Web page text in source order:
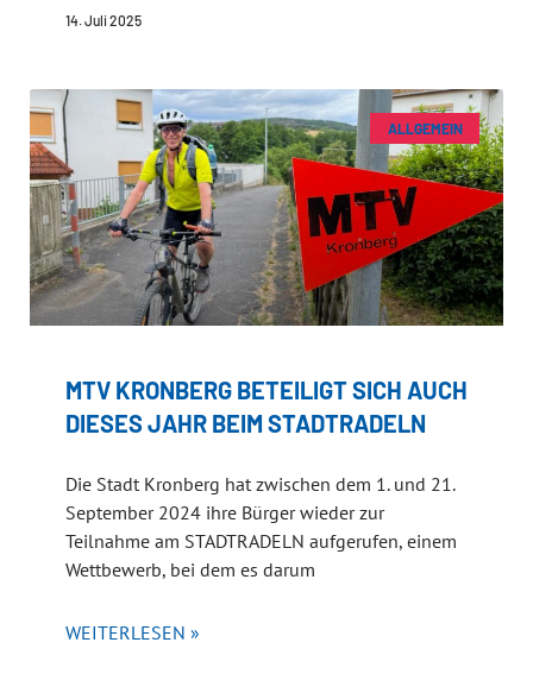
14. Juli 2025
ALLGEMEIN
MTV KRONBERG BETEILIGT SICH AUCH
DIESES JAHR BEIM STADTRADELN
Die Stadt Kronberg hat zwischen dem 1. und 21.
September 2024 ihre Bürger wieder zur
Teilnahme am STADTRADELN aufgerufen, einem
Wettbewerb, bei dem es darum
WEITERLESEN »